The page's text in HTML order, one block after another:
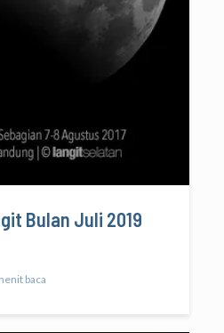
Bulan Juli 2019
baca